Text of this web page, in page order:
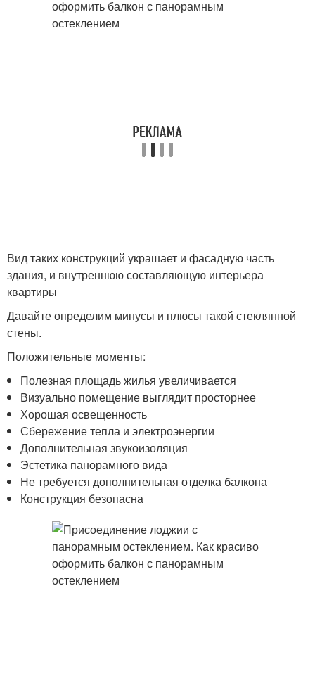
Вид таких конструкций украшает и фасадную часть
здания, и внутреннюю составляющую интерьера
квартиры
Давайте определим минусы и плюсы такой стеклянной
стены.
Положительные моменты:
Полезная площадь жилья увеличивается
Визуально помещение выглядит просторнее
Хорошая освещенность
Сбережение тепла и электроэнергии
Дополнительная звукоизоляция
Эстетика панорамного вида
Не требуется дополнительная отделка балкона
Конструкция безопасна